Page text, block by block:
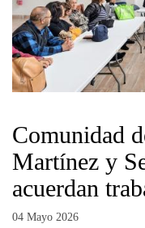
Comunidad
Martínez y
acuerdan
04 Mayo 2026